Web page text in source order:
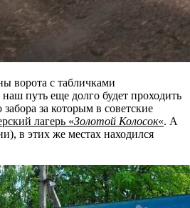
ворота с табличками
путь еще долго будет проходить
за которым в советские
лагерь «Золотой Колосок«. А
в этих же местах находился